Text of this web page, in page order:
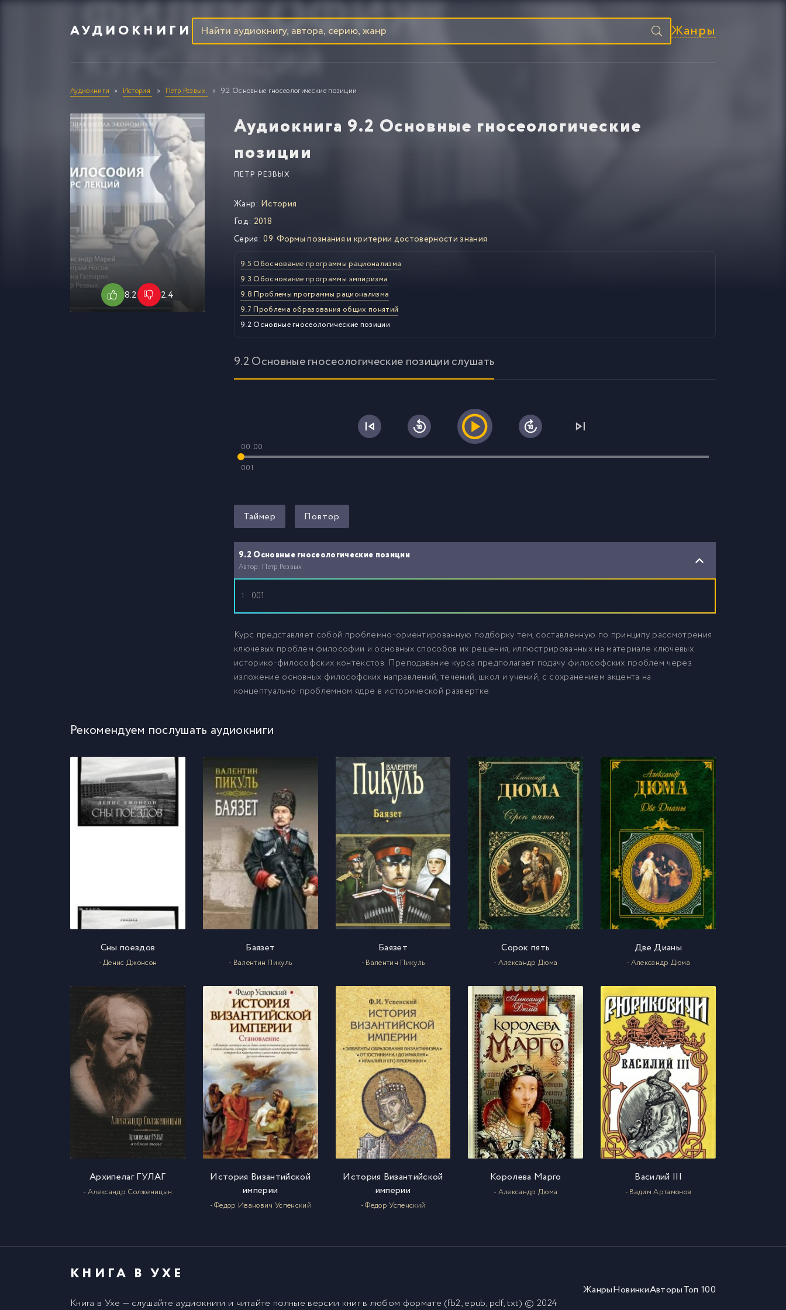
АУДИОКНИГИ Жанры
Аудиокниги История Петр Резвых 9.2 Основные гносеологические позиции
Аудиокнига 9.2 Основные гносеологические
позиции
ПЕТР РЕЗВЫХ
8.2 2.4
Жанр: История
Год: 2018
Серия: 09. Формы познания и критерии достоверности знания
9.5 Обоснование программы рационализма
9.3 Обоснование программы эмпиризма
9.8 Проблемы программы рационализма
9.7 Проблема образования общих понятий
9.2 Основные гносеологические позиции
9.2 Основные гносеологические позиции слушать
00:00
001
Таймер Повтор
9.2 Основные гносеологические позиции
Автор: Петр Резвых
1 001
Курс представляет собой проблемно-ориентированную подборку тем, составленную по принципу рассмотрения
ключевых проблем философии и основных способов их решения, иллюстрированных на материале ключевых
историко-философских контекстов. Преподавание курса предполагает подачу философских проблем через
изложение основных философских направлений, течений, школ и учений, с сохранением акцента на
концептуально-проблемном ядре в исторической развертке.
Рекомендуем послушать аудиокниги
Сны поездов
- Денис Джонсон
Баязет
- Валентин Пикуль
Баязет
- Валентин Пикуль
Сорок пять
- Александр Дюма
Две Дианы
- Александр Дюма
Архипелаг ГУЛАГ
- Александр Солженицын
История Византийской
империи
- Федор Иванович Успенский
История Византийской
империи
- Федор Успенский
Королева Марго
- Александр Дюма
Василий III
- Вадим Артамонов
КНИГА В УХЕ
ЖанрыНовинкиАвторыТоп 100
Книга в Ухе — слушайте аудиокниги и читайте полные версии книгв любом формате (fb2, epub, pdf, txt) © 2024